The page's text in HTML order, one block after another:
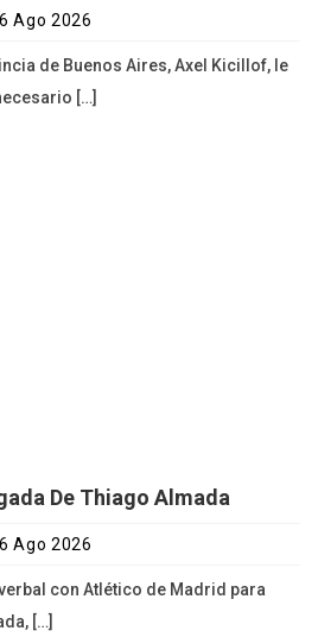
Ago 2026
de Buenos Aires, Axel Kicillof, le
[…]
De Thiago Almada
Ago 2026
con Atlético de Madrid para
[…]